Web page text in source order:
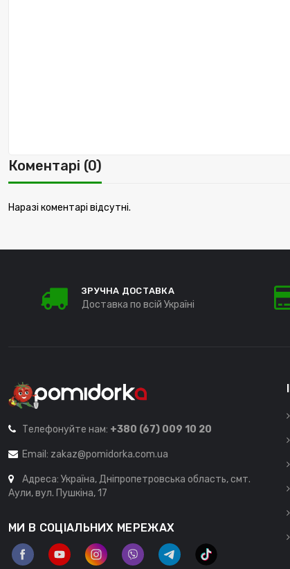
Коментарі (0)
Наразі коментарі відсутні.
ЗРУЧНА ДОСТАВКА
Доставка по всій Україні
Телефонуйте нам: +380 (67) 009 10 20
Email: zakaz@pomidorka.com.ua
Адреса: Україна, Дніпропетровська область, смт.
Аули, вул. Пушкіна, 17
МИ В СОЦІАЛЬНИХ МЕРЕЖАХ